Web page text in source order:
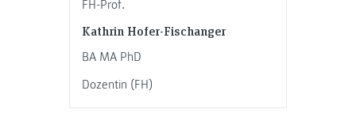
FH-Prof.
Kathrin Hofer-Fischanger
BA MA PhD
Dozentin (FH)